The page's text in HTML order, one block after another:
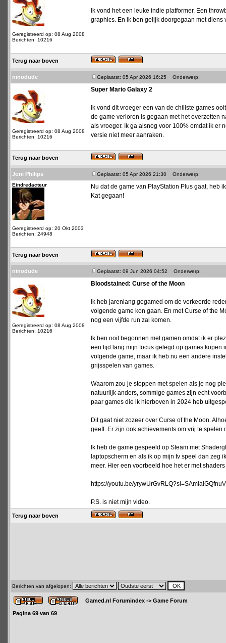
Geregistreerd op: 08 Aug 2008
Berichten: 10216
Ik vond het een leuke indie platformer. Een
graphics. En ik ben gelijk doorgegaan met
Terug naar boven
ninodude Geplaatst: 05 Apr 2026 16:25 Onderwerp:
Geregistreerd op: 08 Aug 2008
Berichten: 10216
Super Mario Galaxy 2
Ik vond dit vroeger een van de chillste games
de game verloren is gegaan met het overzetten
als vroeger. Ik ga alsnog voor 100% omdat ik er
versie niet meer aanraken.
Terug naar boven
Joni Philips Geplaatst: 05 Apr 2026 21:30
Onderwerp:
Eindredacteur
Geregistreerd op: 20 Okt 2003
Berichten: 24948
Nu dat de game van PlayStation Plus gaat, heb
Kat gegaan!
Terug naar boven
ninodude Geplaatst: 09 Jun 2026 04:52 Onderwerp:
Geregistreerd op: 08 Aug 2008
Berichten: 10216
Bloodstained: Curse of the Moon
Ik heb jarenlang gegamed om de verkeerde
volgende game kon gaan. En met Curse of the
nog een vijfde run zal komen.
Ik ben ooit begonnen met gamen omdat ik er
een tijd lang mijn focus gelegd op games kopen
volgende game, maar ik heb nu een andere
grijsspelen van games.
Waarom zou je stoppen met spelen als je nog
natuurlijk anders, sommige games zijn echt
paar games die ik hierboven in 2024 heb
Dit gaat niet zozeer over Curse of the Moon.
geeft. Er zijn ook achievements om vrij te
Ik heb de game gespeeld op Steam met
laptopscherm en als ik op mijn tv speel dan zeg
meer. Hier een voorbeeld hoe het er met
https://youtu.be/
P.S. is niet mijn video.
Terug naar boven
Berichten van afgelopen:
Gamed.nl Forumindex -> Game Forum
Pagina 69 van 69